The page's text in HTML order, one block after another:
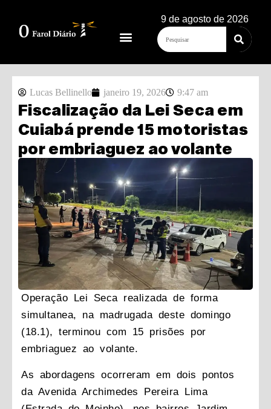
9 de agosto de 2026
Lucas Bellinello janeiro 19, 2026 9:47 am
Fiscalização da Lei Seca em
Cuiabá prende 15 motoristas
por embriaguez ao volante
Operação Lei Seca realizada de forma
simultanea, na madrugada deste domingo
(18.1), terminou com 15 prisões por
embriaguez ao volante.
As abordagens ocorreram em dois pontos
da Avenida Archimedes Pereira Lima